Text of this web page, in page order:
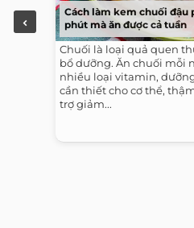
Cách làm kem chuối đậu
phút mà ăn được cả tuần
Chuối là loại quả quen
bổ dưỡng. Ăn chuối mỗi
nhiều loại vitamin,
cần thiết cho cơ thể,
trợ giảm...